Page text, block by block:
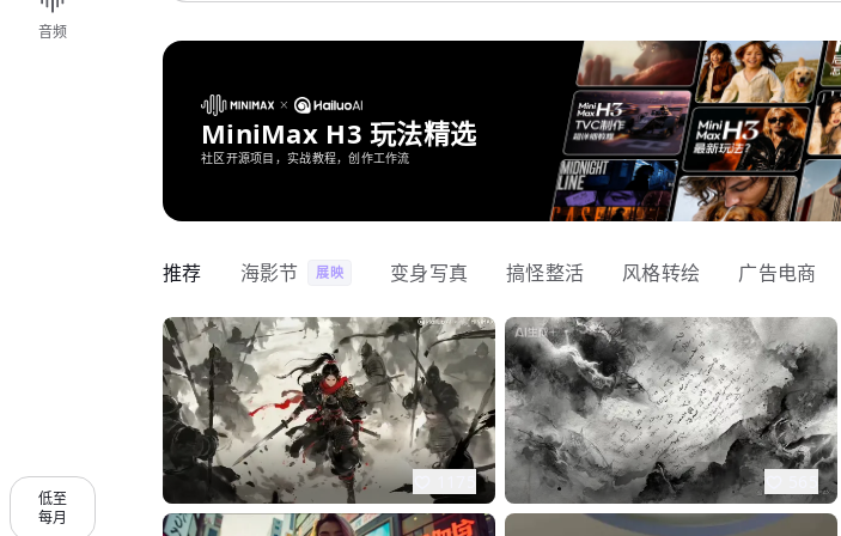
音频
低至
每月
MiniMax H3 玩法精选
社区开源项目，实战教程，创作工作流
推荐 海影节 展映 变身写真 搞怪整活 风格转绘 广告电商